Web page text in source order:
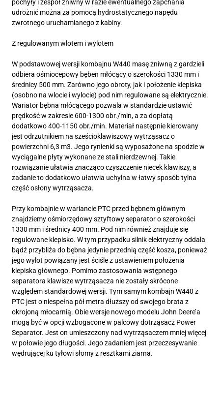
pochyły i zespół żniwny w razie ewentualnego zapchania
udrożnić można za pomocą hydrostatycznego napędu
zwrotnego uruchamianego z kabiny.
Z regulowanym wlotem i wylotem
W podstawowej wersji kombajnu W440 masę żniwną z gardzieli
odbiera ośmiocepowy bęben młócący o szerokości 1330 mm i
średnicy 500 mm. Zarówno jego obroty, jak i położenie klepiska
(osobno na wlocie i wylocie) pod nim regulowane są elektrycznie.
Wariator bębna młócącego pozwala w standardzie ustawić
prędkość w zakresie 600-1300 obr./min, a za dopłatą
dodatkowo 400-1150 obr./min. Materiał następnie kierowany
jest odrzutnikiem na sześcioklawiszowy wytrząsacz o
powierzchni 6,3 m3. Jego rynienki są wyposażone na spodzie w
wyciągalne płyty wykonane ze stali nierdzewnej. Takie
rozwiązanie ułatwia znacząco czyszczenie niecek klawiszy, a
zadanie to dodatkowo ułatwia uchylna w łatwy sposób tylna
część osłony wytrząsacza.
Przy kombajnie w wariancie PTC przed bębnem głównym
znajdziemy ośmiorzędowy sztyftowy separator o szerokości
1330 mm i średnicy 400 mm. Pod nim również znajduje się
regulowane klepisko. W tym przypadku silnik elektryczny oddala
bądź przybliża do bębna jedynie przednią część kosza, ponieważ
jego wylot powiązany jest ściśle z ustawieniem położenia
klepiska głównego. Pomimo zastosowania wstępnego
separatora klawisze wytrząsacza nie zostały skrócone
względem standardowej wersji. Tym samym kombajn W440 z
PTC jest o niespełna pół metra dłuższy od swojego brata z
okrojoną młocarnią. Obie wersje nowego modelu John Deere’a
mogą być w opcji wzbogacone w palcowy dotrząsacz Power
Separator. Jest on umieszczony nad wytrząsaczem mniej więcej
w połowie jego długości. Jego zadaniem jest przeczesywanie
wędrującej ku tyłowi słomy z resztkami ziarna.